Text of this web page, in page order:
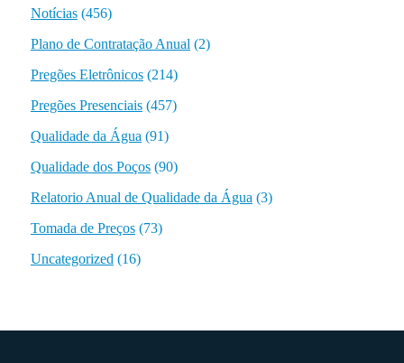
Notícias(456)
Plano de Contratação Anual (2)
Pregões Eletrônicos(214)
Pregões Presenciais(457)
Qualidade da Água (91)
Qualidade dos Poços(90)
Relatorio Anual de Qualidade da Água (3)
Tomada de Preços(73)
Uncategorized (16)